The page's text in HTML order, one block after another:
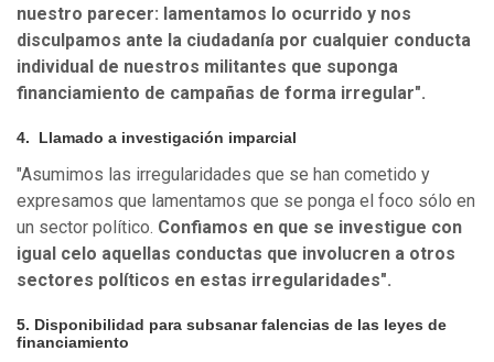
nuestro parecer: lamentamos lo ocurrido y nos
disculpamos ante la ciudadanía por cualquier conducta
individual de nuestros militantes que suponga
financiamiento de campañas de forma irregular".
4. Llamado a investigación imparcial
"Asumimos las irregularidades que se han cometido y
expresamos que lamentamos que se ponga el foco sólo en
un sector político. Confiamos en que se investigue con
igual celo aquellas conductas que involucren a otros
sectores políticos en estas irregularidades".
5. Disponibilidad para subsanar falencias de las leyes de
financiamiento